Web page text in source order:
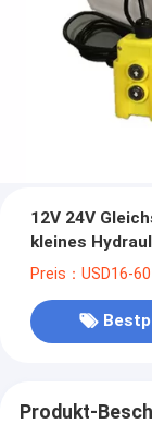
12V 24V
kleines
Preis：USD16-
Produkt-